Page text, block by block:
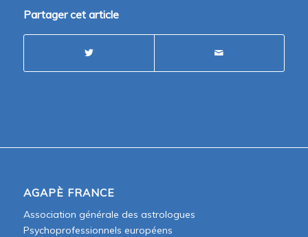
Partager cet article
AGAPÈ FRANCE
Association générale des astrologues
Psychoprofessionnels européens